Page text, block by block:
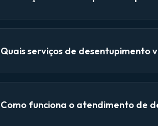
Quais serviços de desentupimento
Como funciona o atendimento de